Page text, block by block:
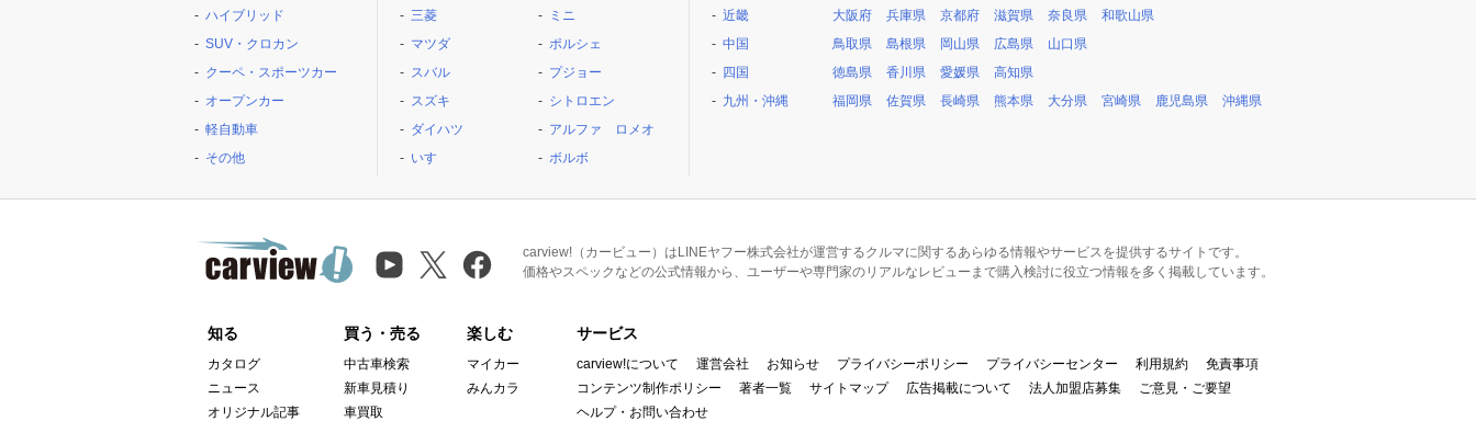
ハイブリッド
SUV・クロカン
クーペ・スポーツカー
オープンカー
軽自動車
その他
三菱
マツダ
スバル
スズキ
ダイハツ
いすゞ
ミニ
ポルシェ
プジョー
シトロエン
アルファ ロメオ
ボルボ
近畿
大阪府 兵庫県 京都府 滋賀県 奈良県
和歌山県
中国
鳥取県 島根県 岡山県 広島県
山口県
四国
徳島県 香川県 愛媛県
高知県
九州・沖縄
福岡県 佐賀県 長崎県 熊本県 大分県 宮崎県 鹿児島県 沖縄県
carview!（カービュー）はLINEヤフー株式会社が運営するクルマに関するあらゆる情報やサービスを提供するサイトです。
価格やスペックなどの公式情報から、ユーザーや専門家のリアルなレビューまで購入検討に役立つ情報を多く掲載しています。
知る
カタログ
ニュース
オリジナル記事
買う・売る
中古車検索
新車見積り
車買取
楽しむ
マイカー
みんカラ
サービス
carview!について 運営会社 お知らせ プライバシーポリシー プライバシーセンター 利用規約
免責事項
コンテンツ制作ポリシー
著者一覧 サイトマップ 広告掲載について 法人加盟店募集
ご意見・ご要望
ヘルプ・お問い合わせ